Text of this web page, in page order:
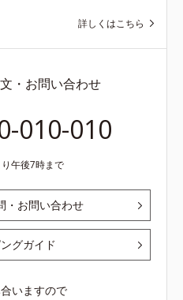
詳しくはこちら
・お問い合わせ
010-010
午後7時まで
・お問い合わせ
グガイド
いますので